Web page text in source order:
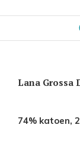
Lana Grossa
74%